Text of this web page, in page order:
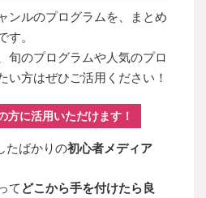
ンルのプログラムを、まとめ
す。
旬のプログラムや人気のプロ
い方はぜひご活用ください！
方に活用いただけます！
たばかりの初心者メディア
て どこから手を付けたら良